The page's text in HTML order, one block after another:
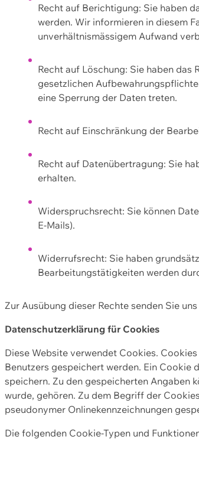
Recht auf Berichtigung: Sie haben
werden. Wir informieren in diesem
unverhältnismässigem Aufwand
Recht auf Löschung: Sie haben
gesetzlichen
eine Sperrung der Daten treten.
Recht auf Einschränkung der
Recht auf Datenübertragung: Sie
erhalten.
Widerspruchsrecht: Sie können
E-Mails).
Widerrufsrecht: Sie haben
Bearbeitungstätigkeiten werden
Zur Ausübung dieser Rechte senden Sie
Datenschutzerklärung für Cookies
Diese Website verwendet Cookies.
Benutzers gespeichert werden. Ein Cookie
speichern. Zu den gespeicherten Angaben
wurde, gehören. Zu dem Begriff der
pseudonymer Onlinekennzeichnungen
Die folgenden Cookie-Typen und